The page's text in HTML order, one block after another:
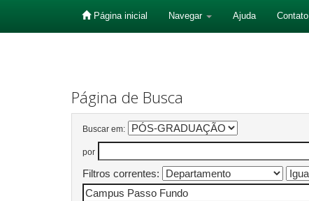
Página inicial Navegar Ajuda Contato
Página de Busca
Buscar em:
por
Filtros correntes: